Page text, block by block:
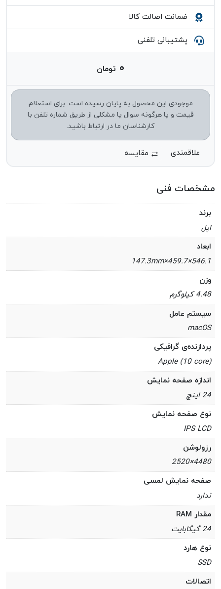
ضمانت اصالت کالا
پشتیبانی تلفنی
۰ تومان
موجودی این محصول به پایان رسیده است. برای استعلام
قیمت و یا هرگونه سوال یا مشکلی از طریق شماره تلفن با
کارشناسان ما در ارتباط باشید.
مقایسه
مشخصات فنی
برند
اپل
ابعاد
546.1×459.7×147.3mm
وزن
4.48 کیلوگرم
سیستم عامل
macOS
پردازنده‌ی گرافیکی
Apple (10 core)
اندازه صفحه نمایش
24 اینچ
نوع صفحه نمایش
IPS LCD
رزولوشن
4480×2520
صفحه نمایش لمسی
ندارد
مقدار RAM
24 گیگابایت
نوع هارد
SSD
اتصالات